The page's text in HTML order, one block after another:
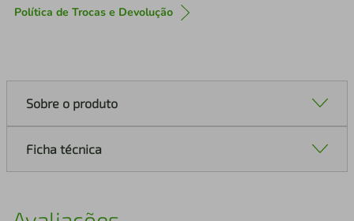
Política de Trocas e Devolução
Sobre o produto
Ficha técnica